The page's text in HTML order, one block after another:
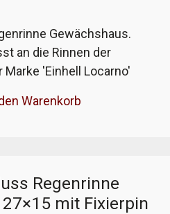
Gewächshaus.
an die Rinnen der
'Einhell Locarno'
hoch ist und die andere
die Rinne schaut, sollte die
rechts sein.
Warenkorb
Regenrinne
mit Fixierpin